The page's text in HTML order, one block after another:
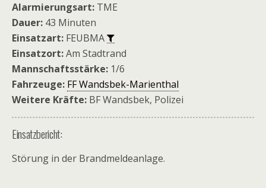
Alarmierungsart: TME
Dauer: 43 Minuten
Einsatzart: FEUBMA
Einsatzort:Am Stadtrand
Mannschaftsstärke: 1/6
Fahrzeuge: FF Wandsbek-Marienthal
Weitere Kräfte: BF Wandsbek, Polizei
Einsatzbericht:
Störung in der Brandmeldeanlage.